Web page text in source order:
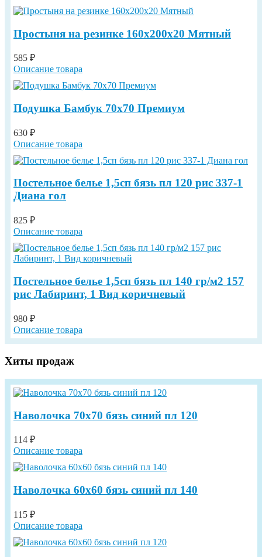
Простыня на резинке 160х200х20 Мятный
585 ₽
Описание товара
Подушка Бамбук 70х70 Премиум
630 ₽
Описание товара
Постельное белье 1,5сп бязь пл 120 рис 337-1
Диана гол
825 ₽
Описание товара
Постельное белье 1,5сп бязь пл 140 гр/м2 157
рис Лабиринт, 1 Вид коричневый
980 ₽
Описание товара
Хиты продаж
Наволочка 70х70 бязь синий пл 120
114 ₽
Описание товара
Наволочка 60х60 бязь синий пл 140
115 ₽
Описание товара